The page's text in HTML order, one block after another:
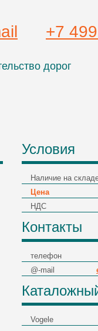
+7
дорог
Условия
Наличие на
Цена
НДС
Контакты
телефон
@-mail
Vogele